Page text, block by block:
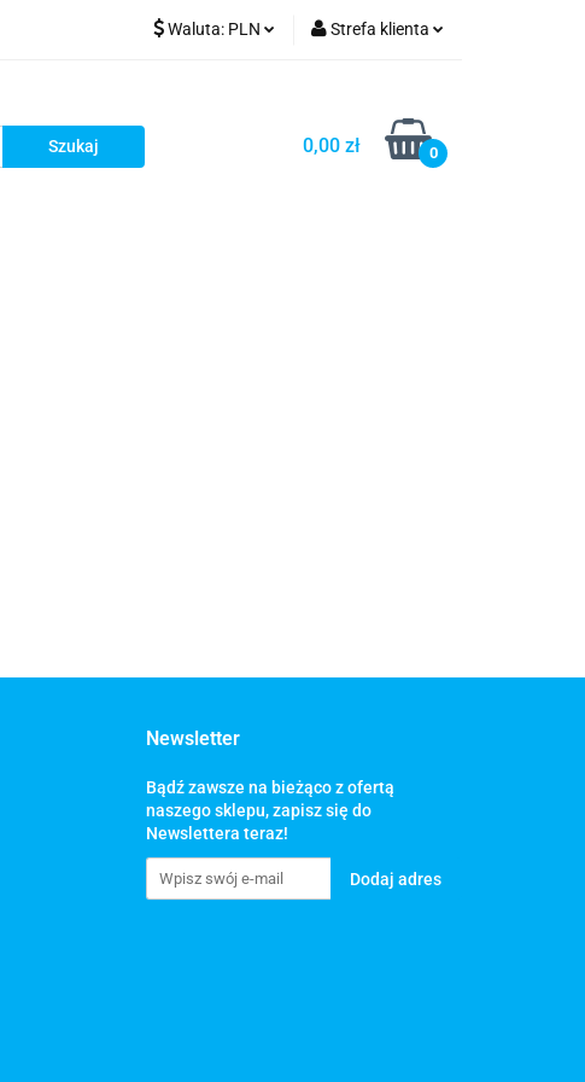
Waluta: PLN Strefa klienta
Zarejestruj się
Dodaj zgłoszenie
0,00 zł 0
Newsletter
Bądź zawsze na bieżąco z ofertą
naszego sklepu, zapisz się do
Newslettera teraz!